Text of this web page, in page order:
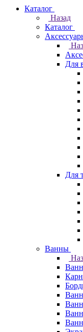
Каталог
Назад
Каталог
Для
Для
Ванны